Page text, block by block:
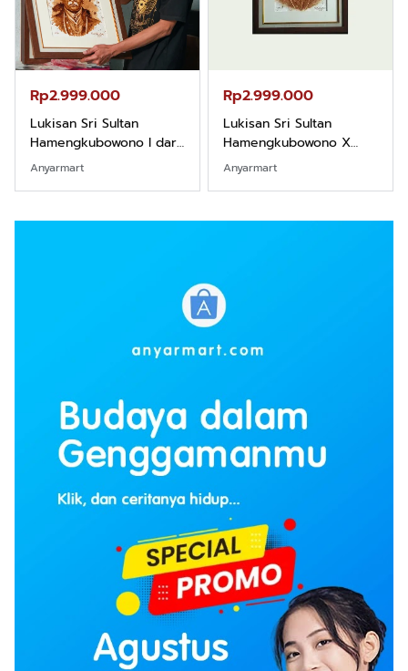
Rp2.999.000
Lukisan Sri Sultan
Hamengkubowono I dari
Kopi Karya Rudi Winarso
Anyarmart
Rp2.999.000
Lukisan Sri Sultan
Hamengkubowono X
dari Kopi Karya Rudi
Winarso
Anyarmart